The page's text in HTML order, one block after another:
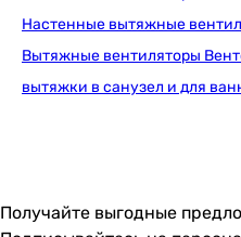
Настенные вытяжные
Вытяжные вентиляторы
вытяжки в санузел и для
Получайте выгодные